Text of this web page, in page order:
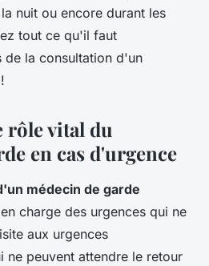
nuit ou encore durant les
tout ce qu'il faut
la consultation d'un
rôle vital du
en cas d'urgence
médecin de garde
charge des urgences qui ne
aux urgences
ne peuvent attendre le retour